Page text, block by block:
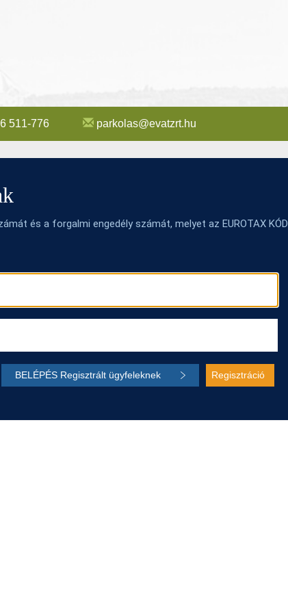
511-776 parkolas@evatzrt.hu
és a forgalmi engedély számát, melyet az EUROTAX KÓD
Regisztráció
BELÉPÉS Regisztrált ügyfeleknek